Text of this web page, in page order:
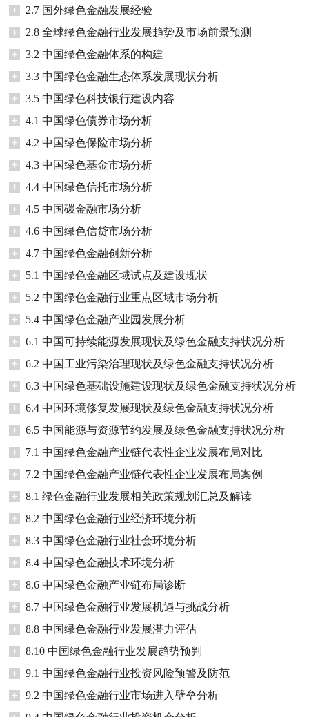
+
2.7 国外绿色金融发展经验
+
2.8 全球绿色金融行业发展趋势及市场前景预测
+
3.2 中国绿色金融体系的构建
+
3.3 中国绿色金融生态体系发展现状分析
+
3.5 中国绿色科技银行建设内容
+
4.1 中国绿色债券市场分析
+
4.2 中国绿色保险市场分析
+
4.3 中国绿色基金市场分析
+
4.4 中国绿色信托市场分析
+
4.5 中国碳金融市场分析
+
4.6 中国绿色信贷市场分析
+
4.7 中国绿色金融创新分析
+
5.1 中国绿色金融区域试点及建设现状
+
5.2 中国绿色金融行业重点区域市场分析
+
5.4 中国绿色金融产业园发展分析
+
6.1 中国可持续能源发展现状及绿色金融支持状况分析
+
6.2 中国工业污染治理现状及绿色金融支持状况分析
+
6.3 中国绿色基础设施建设现状及绿色金融支持状况分析
+
6.4 中国环境修复发展现状及绿色金融支持状况分析
+
6.5 中国能源与资源节约发展及绿色金融支持状况分析
+
7.1 中国绿色金融产业链代表性企业发展布局对比
+
7.2 中国绿色金融产业链代表性企业发展布局案例
+
8.1 绿色金融行业发展相关政策规划汇总及解读
+
8.2 中国绿色金融行业经济环境分析
+
8.3 中国绿色金融行业社会环境分析
+
8.4 中国绿色金融技术环境分析
+
8.6 中国绿色金融产业链布局诊断
+
8.7 中国绿色金融行业发展机遇与挑战分析
+
8.8 中国绿色金融行业发展潜力评估
+
8.10 中国绿色金融行业发展趋势预判
+
9.1 中国绿色金融行业投资风险预警及防范
+
9.2 中国绿色金融行业市场进入壁垒分析